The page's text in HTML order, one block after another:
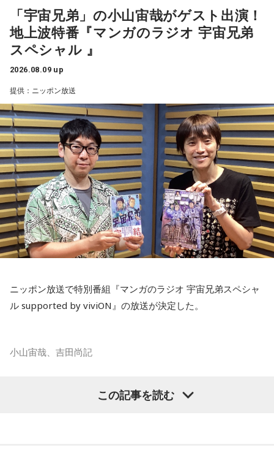
「宇宙兄弟」の小山宙哉がゲスト出演！
地上波特番『マンガのラジオ 宇宙兄弟
スペシャル 』
2026.08.09 up
提供：ニッポン放送
ニッポン放送で特別番組『マンガのラジオ 宇宙兄弟スペシャ
ル supported by viviON』の放送が決定した。
小山宙哉、吉田尚記
パーソナリティを務め、漫画にまつわるゲストを迎えるポッ
この記事を読む